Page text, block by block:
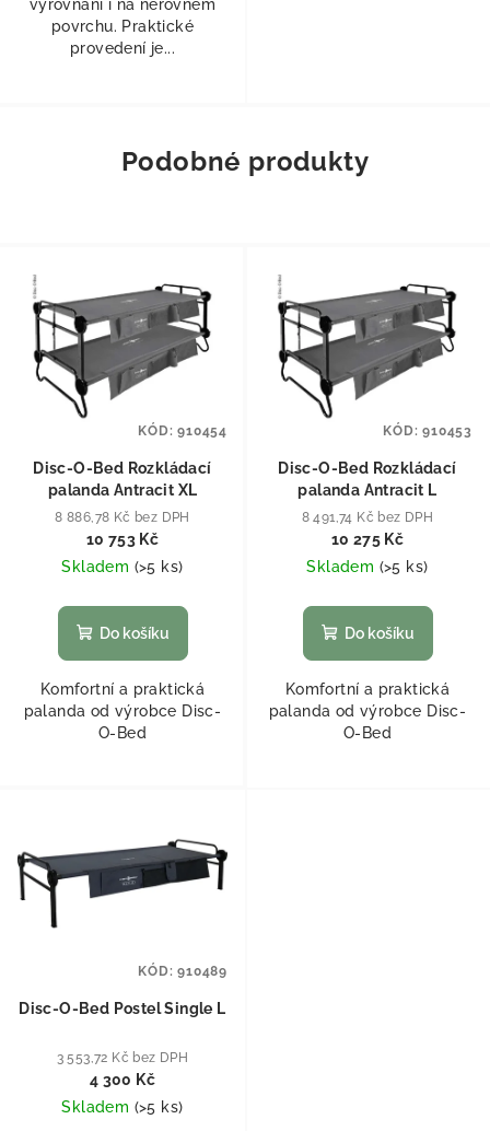
vyrovnání i na nerovném
povrchu. Praktické
provedení je...
Podobné produkty
Disc-O-Bed Rozkládací
palanda Antracit XL
8 886,78 Kč bez DPH
10 753 Kč
Skladem (>5 ks)
Do košíku
Komfortní a praktická
palanda od výrobce Disc-
O-Bed
KÓD:910454
Disc-O-Bed Rozkládací
palanda Antracit L
8 491,74 Kč bez DPH
10 275 Kč
Skladem (>5 ks)
Do košíku
Komfortní a praktická
palanda od výrobce Disc-
O-Bed
KÓD:910453
Disc-O-Bed Postel Single L
3 553,72 Kč bez DPH
4 300 Kč
Skladem (>5 ks)
KÓD:910489